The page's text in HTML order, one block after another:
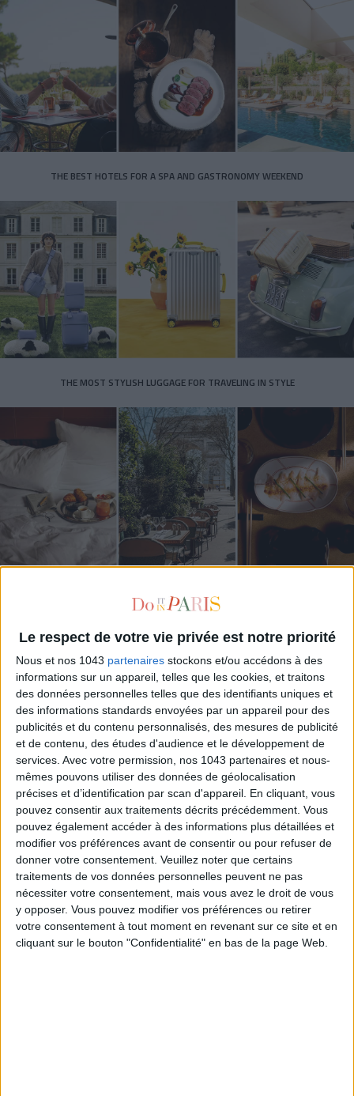
Le respect de votre vie privée est notre priorité
Nous et nos 1043 partenaires stockons et/ou accédons à des
informations sur un appareil, telles que les cookies, et traitons
des données personnelles telles que des identifiants uniques et
des informations standards envoyées par un appareil pour des
publicités et du contenu personnalisés, des mesures de publicité
et de contenu, des études d'audience et le développement de
services. Avec votre permission, nos 1043 partenaires et nous-
mêmes pouvons utiliser des données de géolocalisation
précises et d’identification par scan d'appareil. En cliquant, vous
pouvez consentir aux traitements décrits précédemment. Vous
pouvez également accéder à des informations plus détaillées et
modifier vos préférences avant de consentir ou pour refuser de
donner votre consentement. Veuillez noter que certains
traitements de vos données personnelles peuvent ne pas
nécessiter votre consentement, mais vous avez le droit de vous
y opposer. Vous pouvez modifier vos préférences ou retirer
votre consentement à tout moment en revenant sur ce site et en
cliquant sur le bouton "Confidentialité" en bas de la page Web.
THE BEST HOTELS FOR A SPA AND GASTRONOMY WEEKEND
THE MOST STYLISH LUGGAGE FOR TRAVELING IN STYLE
SUMMER JEWELRY THAT CAPTURES THE SEASON